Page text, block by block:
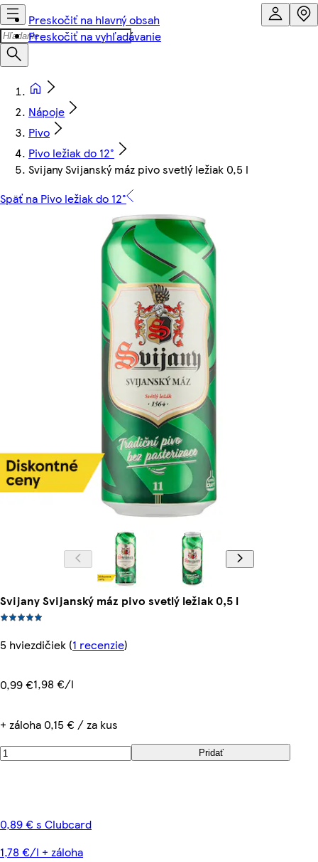
Preskočiť na hlavný obsah
Preskočiť na vyhľadávanie
Nápoje
Pivo
Pivo ležiak do 12°
Svijany Svijanský máz pivo svetlý ležiak 0,5 l
Späť na Pivo ležiak do 12°
Svijany Svijanský máz pivo svetlý ležiak 0,5 l
5 hviezdičiek (1 recenzie)
0,99 €1,98 €/l
+ záloha 0,15 € / za kus
Pridať
0,89 € s Clubcard
1,78 €/l + záloha